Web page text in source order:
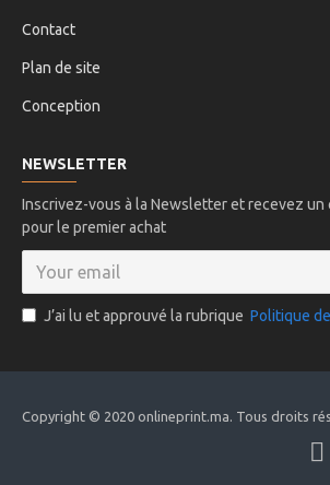
Contact
Plan de site
Conception
NEWSLETTER
Inscrivez-vous à la Newsletter et recevez un
pour le premier achat
J’ai lu et approuvé la rubrique Politique
Copyright © 2020 onlineprint.ma. Tous droits